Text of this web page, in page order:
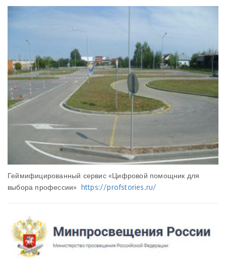
Геймифицированный сервис «Цифровой помощник для
выбора профессии» https://profstories.ru/